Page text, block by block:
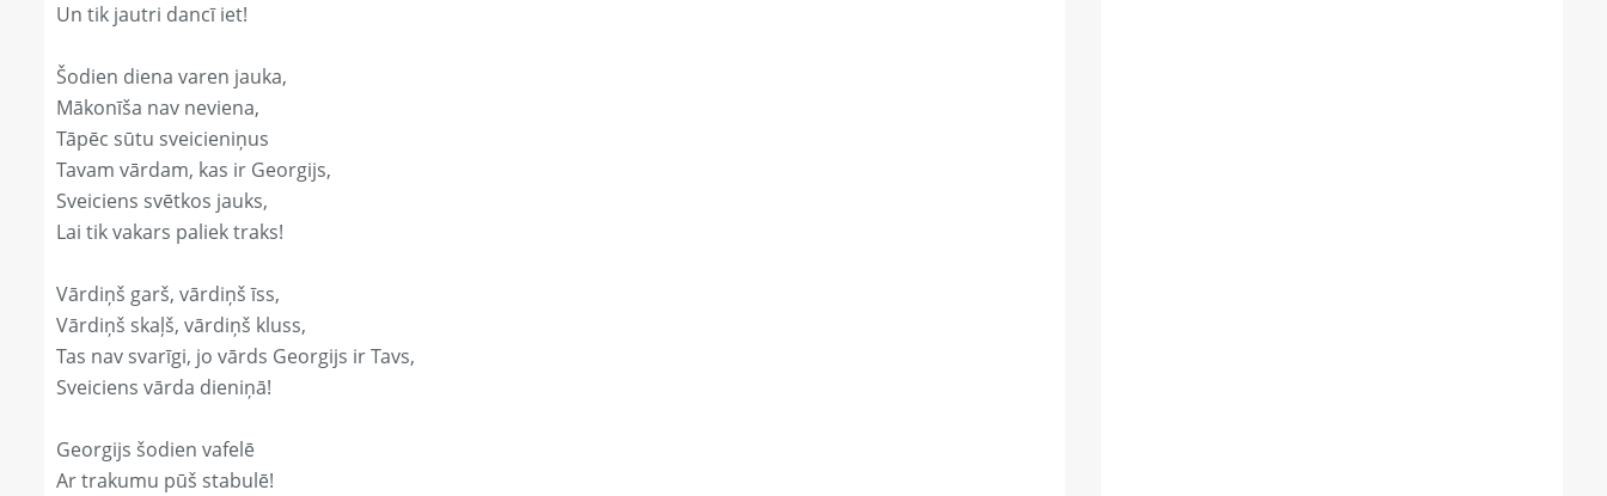
Un tik jautri dancī iet!
Šodien diena varen jauka,
Mākonīša nav neviena,
Tāpēc sūtu sveicieniņus
Tavam vārdam, kas ir Georgijs,
Sveiciens svētkos jauks,
Lai tik vakars paliek traks!
Vārdiņš garš, vārdiņš īss,
Vārdiņš skaļš, vārdiņš kluss,
Tas nav svarīgi, jo vārds Georgijs ir Tavs,
Sveiciens vārda dieniņā!
Georgijs šodien vafelē
Ar trakumu pūš stabulē!